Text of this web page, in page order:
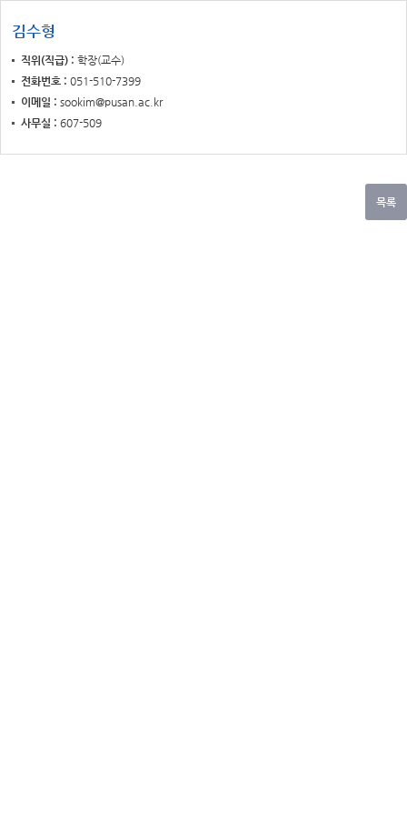
김수형
직위(직급)
학장(교수)
전화번호
051-510-7399
이메일
sookim@pusan.ac.kr
사무실
607-509